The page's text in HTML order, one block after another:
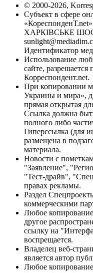
© 2000-2026,
Субъект в сфере
ХАРКІВСЬКЕ
Идентификатор
Использование
сайте,
Корреспондент.net.
При копировании
Украины и мира»,
прямая открытая
Ссылка должна
полного либо
Гиперссылка (для
размещена в
материала.
Новости с
"Заявление",
"Тест-драйв",
правах рекламы.
Раздел
коммерческими
Любое
другое
ссылку на
воспрещается.
Владелец веб-
является автор
Любое